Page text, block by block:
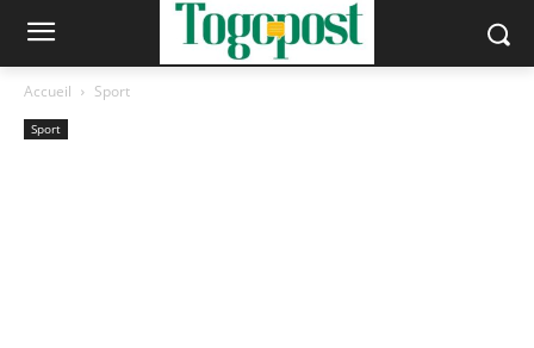
Accueil Sport
Sport